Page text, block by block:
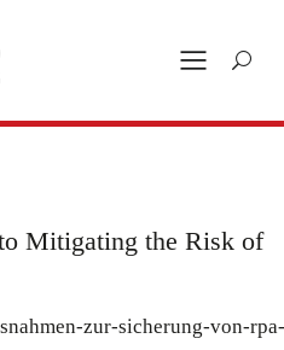
Mitigating the Risk of